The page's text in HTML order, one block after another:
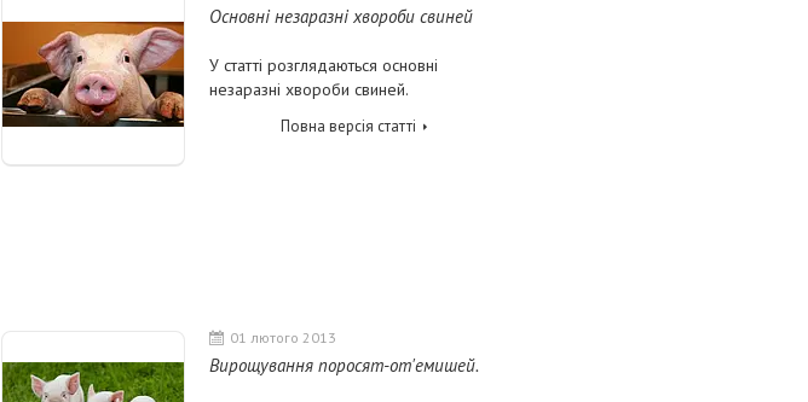
Основні незаразні хвороби свиней
У статті розглядаються основні
незаразні хвороби свиней.
Повна версія статті
01 лютого 2013
Вирощування поросят-от'емишей.